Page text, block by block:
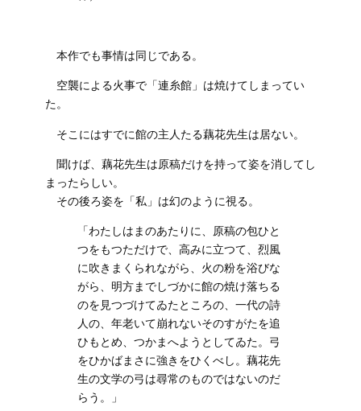
本作でも事情は同じである。
空襲による火事で「連糸館」は焼けてしまってい
た。
そこにはすでに館の主人たる藕花先生は居ない。
聞けば、藕花先生は原稿だけを持って姿を消してし
まったらしい。
その後ろ姿を「私」は幻のように視る。
「わたしはまのあたりに、原稿の包ひと
つをもつただけで、高みに立つて、烈風
に吹きまくられながら、火の粉を浴びな
がら、明方までしづかに館の焼け落ちる
のを見つづけてゐたところの、一代の詩
人の、年老いて崩れないそのすがたを追
ひもとめ、つかまへようとしてゐた。弓
をひかばまさに強きをひくべし。藕花先
生の文学の弓は尋常のものではないのだ
らう。」